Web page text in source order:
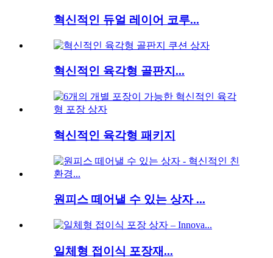
혁신적인 듀얼 레이어 코루...
혁신적인 육각형 골판지...
혁신적인 육각형 패키지
원피스 떼어낼 수 있는 상자 ...
일체형 접이식 포장재...